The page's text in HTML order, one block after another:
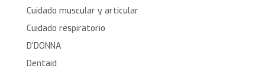
Cuidado muscular y articular
Cuidado respiratorio
D’DONNA
Dentaid